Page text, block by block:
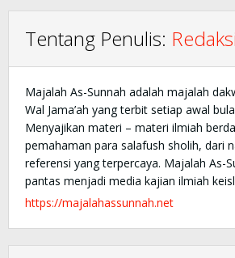
Tentang Penulis: Redaksi
Majalah As-Sunnah adalah majalah
Wal Jama’ah yang terbit setiap awal
Menyajikan materi – materi ilmiah
pemahaman para salafush sholih, dari
referensi yang terpercaya. Majalah As-
pantas menjadi media kajian ilmiah
https://majalahassunnah.net